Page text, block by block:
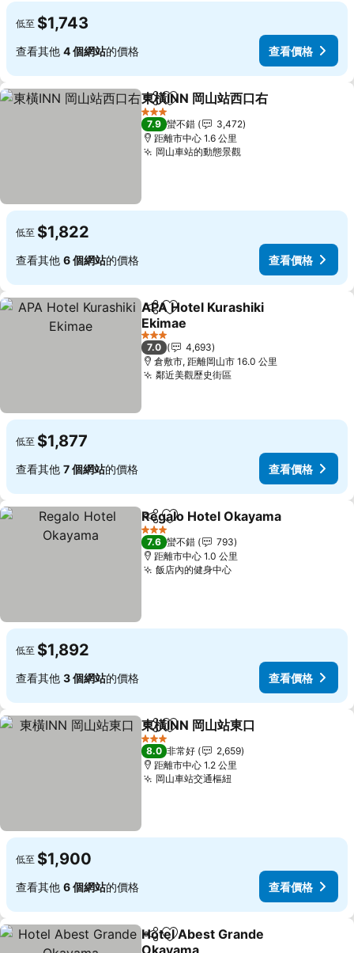
低至 $1,743
查看其他 4 個網站的價格 查看價格
分享 加入我的最愛
東橫INN 岡山站西口右
3 星級
7.9 蠻不錯
3,472
距離市中心 1.6 公里
岡山車站的動態景觀查看價格
低至 $1,822
查看其他 6 個網站的價格 查看價格
分享 加入我的最愛
APA Hotel Kurashiki
Ekimae
查看價格
3 星級
7.0
4,693
倉敷市, 距離岡山市 16.0 公里
鄰近美觀歷史街區查看價格
低至 $1,877
查看其他 7 個網站的價格 查看價格
分享 加入我的最愛
Regalo Hotel Okayama
3 星級
7.6 蠻不錯
793
距離市中心 1.0 公里
飯店內的健身中心查看價格
低至 $1,892
查看其他 3 個網站的價格 查看價格
分享 加入我的最愛
東橫INN 岡山站東口
3 星級
8.0 非常好
2,659
距離市中心 1.2 公里
岡山車站交通樞紐查看價格
低至 $1,900
查看其他 6 個網站的價格 查看價格
分享 加入我的最愛
Hotel Abest Grande
Okayama